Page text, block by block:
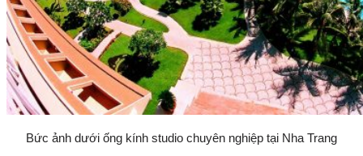
Bức ảnh dưới ống kính studio chuyên nghiệp tại Nha Trang